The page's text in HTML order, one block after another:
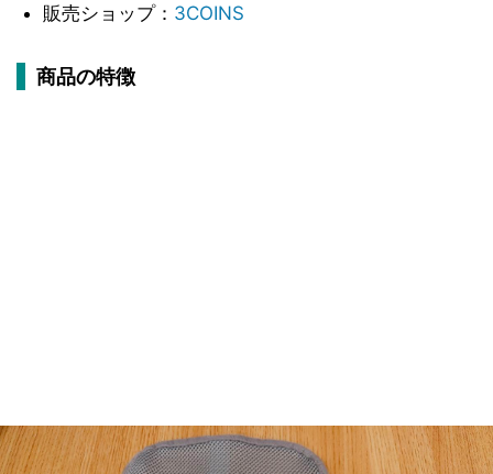
販売ショップ： 3COINS
商品の特徴